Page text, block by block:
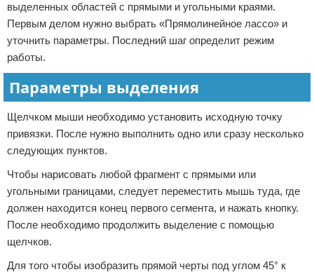
выделенных областей с прямыми и угольными краями.
Первым делом нужно выбрать «Прямолинейное лассо» и
уточнить параметры. Последний шаг определит режим
работы.
Параметры выделения
Щелчком мыши необходимо установить исходную точку
привязки. После нужно выполнить одно или сразу несколько
следующих пунктов.
Чтобы нарисовать любой фрагмент с прямыми или
угольными границами, следует переместить мышь туда, где
должен находится конец первого сегмента, и нажать кнопку.
После необходимо продолжить выделение с помощью
щелчков.
Для того чтобы изобразить прямой черты под углом 45° к